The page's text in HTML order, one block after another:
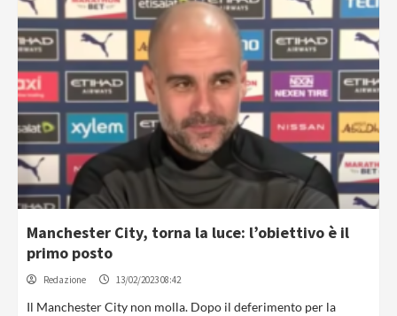
Manchester City, torna la luce: l’obiettivo è il
primo posto
Redazione 13/02/2023 08:42
Il Manchester City non molla. Dopo il deferimento per la